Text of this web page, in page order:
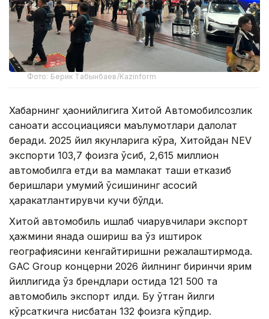
Фото: Берик Табынбаев/Kazinform
Хабарнинг ҳаққонийлигига Хитой Автомобилсозлик
саноати ассоциацияси маълумотлари далолат
беради. 2025 йил якунларига кўра, Хитойдан NEV
экспорти 103,7 фоизга ўсиб, 2,615 миллион
автомобилга етди ва мамлакат ташқи етказиб
беришлари умумий ўсишининг асосий
ҳаракатлантирувчи кучи бўлди.
Хитой автомобиль ишлаб чиқарувчилари экспорт
ҳажмини янада ошириш ва ўз иштирок
географиясини кенгайтиришни режалаштирмоқда.
GAC Group концерни 2026 йилнинг биринчи ярим
йиллигида ўз брендлари остида 121 500 та
автомобиль экспорт қилди. Бу ўтган йилги
кўрсаткичга нисбатан 132 фоизга кўпдир.